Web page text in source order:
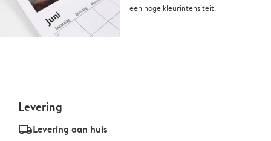
een hoge kleurintensiteit.
Levering
delivery_standard_v2Levering aan huis